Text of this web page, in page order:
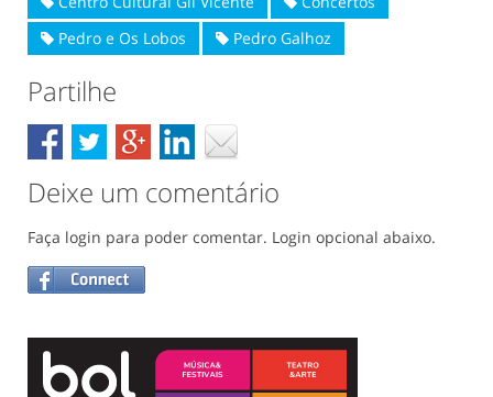
Pedro e Os Lobos
Pedro Galhoz
Partilhe
Deixe um comentário
Faça login para poder comentar. Login opcional abaixo.